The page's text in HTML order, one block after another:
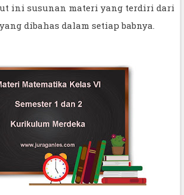
ini susunan materi yang terdiri dari
dibahas dalam setiap babnya.